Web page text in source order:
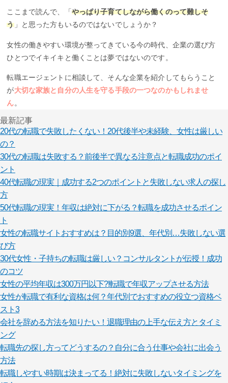
ここまで読んで、「 やっぱり子育てしながら働くのって難しそ
う」と思った方もいるのではないでしょうか？
女性の働きやすい環境が整ってきている今の時代、企業の選び方
ひとつでイキイキと働くことは夢ではないのです。
転職エージェントに相談して、そんな企業を紹介してもらうこと
が大切な家族と自分の人生を守る手段の一つなのかもしれませ
ん。
最新記事
20代の転職で失敗したくない！20代後半や未経験、女性は厳しい
の？
30代の転職は失敗する？前後半で異なる注意点と転職成功のポイ
ント
40代転職の現実｜成功する2つのポイントと失敗しない求人の探し
方
50代転職の現実！年収は絶対に下がる？転職を成功させるポイン
ト
女性の転職サイトおすすめは？目的別9選、年代別…失敗しない選
び方
30代女性・子持ちの転職は厳しい？コンサルタントが伝授！成功
のコツ
女性の平均年収は300万円以下?!転職で年収アップさせる方法
女性が転職で有利な資格は何？年代別でおすすめの役立つ資格ベ
スト3
会社を辞める方法を知りたい！退職理由の上手な伝え方とタイミ
ング
転職先の探し方ってどうするの？自分に合う仕事や会社に出会う
方法
転職しやすい時期は決まってる！絶対に失敗しないタイミングを